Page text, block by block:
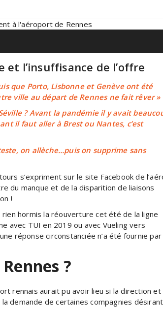
et l’insuffisance de l’offre
que Porto, Lisbonne et Genève ont été
ville au départ de Rennes ne fait rêver »
? Avant la pandémie il y avait
il faut aller à Brest ou Nantes, c’est
on allèche…puis on supprime sans
s’expriment sur le site Facebook de
du manque et de la disparition de liaisons
!
rien hormis la réouverture cet été de la ligne
avec TUI en 2019 ou avec Vueling vers
réponse circonstanciée n’a été fournie par
?
rennais aurait pu avoir lieu si la direction et
demande de certaines compagnies désirant